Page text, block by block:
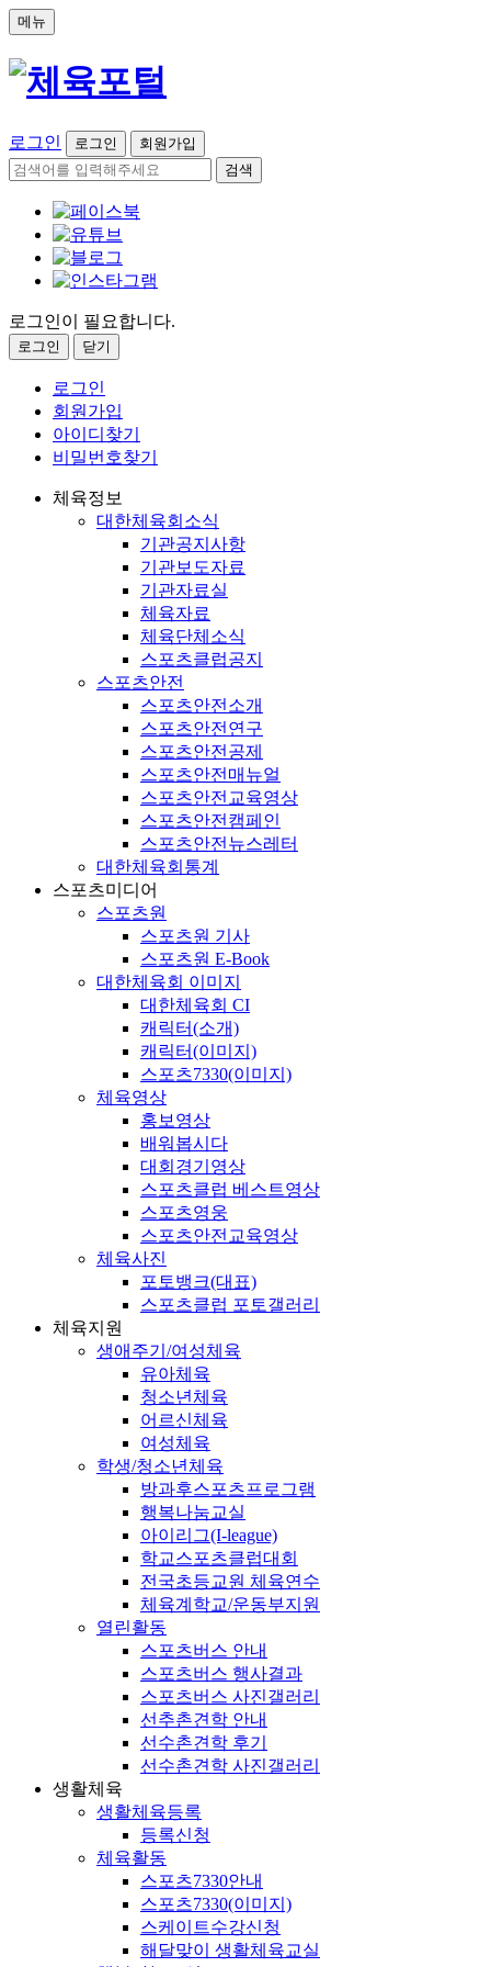
메뉴
로그인 로그인
회원가입
검색
로그인이 필요합니다.
로그인 닫기
로그인
회원가입
아이디찾기
비밀번호찾기
체육정보
대한체육회소식
기관공지사항
기관보도자료
기관자료실
체육자료
체육단체소식
스포츠클럽공지
스포츠안전
스포츠안전소개
스포츠안전연구
스포츠안전공제
스포츠안전매뉴얼
스포츠안전교육영상
스포츠안전캠페인
스포츠안전뉴스레터
대한체육회통계
스포츠미디어
스포츠원
스포츠원 기사
스포츠원 E-Book
대한체육회 이미지
대한체육회 CI
캐릭터(소개)
캐릭터(이미지)
스포츠7330(이미지)
체육영상
홍보영상
배워봅시다
대회경기영상
스포츠클럽 베스트영상
스포츠영웅
스포츠안전교육영상
체육사진
포토뱅크(대표)
스포츠클럽 포토갤러리
체육지원
생애주기/여성체육
유아체육
청소년체육
어르신체육
여성체육
학생/청소년체육
방과후스포츠프로그램
행복나눔교실
아이리그(I-league)
학교스포츠클럽대회
전국초등교원 체육연수
체육계학교/운동부지원
열린활동
스포츠버스 안내
스포츠버스 행사결과
스포츠버스 사진갤러리
선추촌견학 안내
선수촌견학 후기
선수촌견학 사진갤러리
생활체육
생활체육등록
등록신청
체육활동
스포츠7330안내
스포츠7330(이미지)
스케이트수강신청
해달맞이 생활체육교실